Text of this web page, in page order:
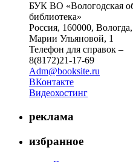
БУК ВО «Вологодская
библиотека»
Россия, 160000, Вологда,
Марии Ульяновой, 1
Телефон для справок –
8(8172)21-17-69
Adm@booksite.ru
ВКонтакте
Видеохостинг
реклама
избранное